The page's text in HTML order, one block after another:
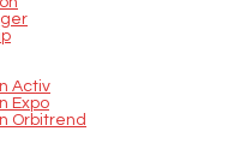
Activ
Expo
Orbitrend